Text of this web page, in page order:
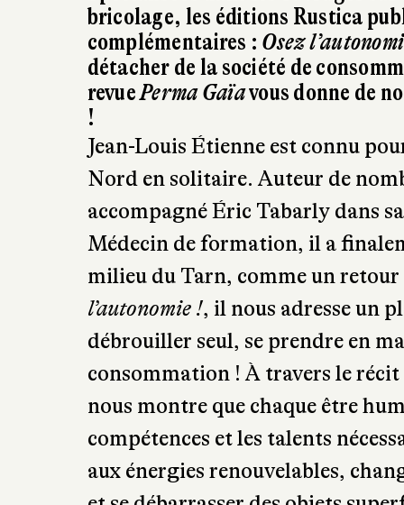
Spécialisées dans les ouvrages
bricolage, les éditions Rustica
complémentaires :Osez
détacher de la société de
revuePerma Gaïavous donne de
!
Jean-Louis Étienne est connu
Nord en solitaire. Auteur de
accompagné Éric Tabarly dans
Médecin de formation, il a
milieu du Tarn, comme un
l’autonomie !
, il nous adresse un
débrouiller seul, se prendre en
consommation ! À travers le